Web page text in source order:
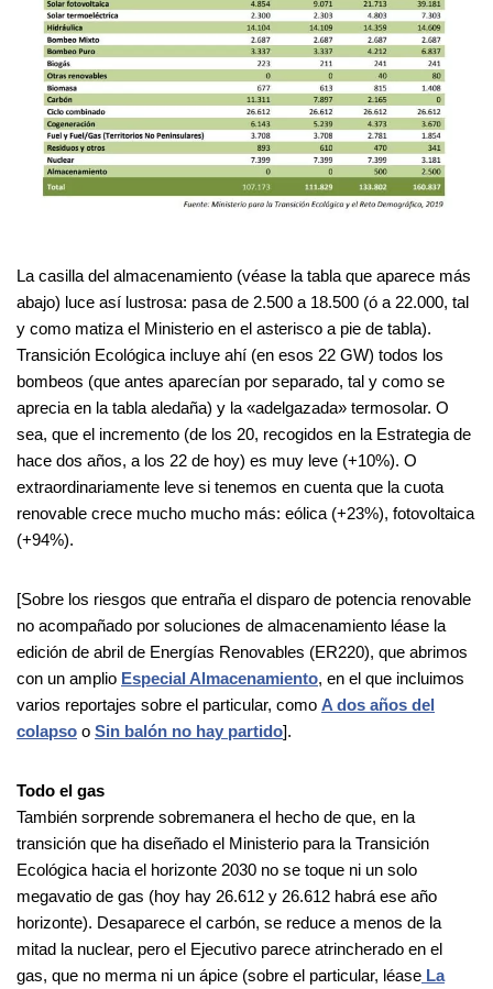
La casilla del almacenamiento (véase la tabla que aparece más
abajo) luce así lustrosa: pasa de 2.500 a 18.500 (ó a 22.000, tal
y como matiza el Ministerio en el asterisco a pie de tabla).
Transición Ecológica incluye ahí (en esos 22 GW) todos los
bombeos (que antes aparecían por separado, tal y como se
aprecia en la tabla aledaña) y la «adelgazada» termosolar. O
sea, que el incremento (de los 20, recogidos en la Estrategia de
hace dos años, a los 22 de hoy) es muy leve (+10%). O
extraordinariamente leve si tenemos en cuenta que la cuota
renovable crece mucho mucho más: eólica (+23%), fotovoltaica
(+94%).
[Sobre los riesgos que entraña el disparo de potencia renovable
no acompañado por soluciones de almacenamiento léase la
edición de abril de Energías Renovables (ER220), que abrimos
con un amplio Especial Almacenamiento, en el que incluimos
varios reportajes sobre el particular, como A dos años del
colapso o Sin balón no hay partido].
Todo el gas
También sorprende sobremanera el hecho de que, en la
transición que ha diseñado el Ministerio para la Transición
Ecológica hacia el horizonte 2030 no se toque ni un solo
megavatio de gas (hoy hay 26.612 y 26.612 habrá ese año
horizonte). Desaparece el carbón, se reduce a menos de la
mitad la nuclear, pero el Ejecutivo parece atrincherado en el
gas, que no merma ni un ápice (sobre el particular, léase La